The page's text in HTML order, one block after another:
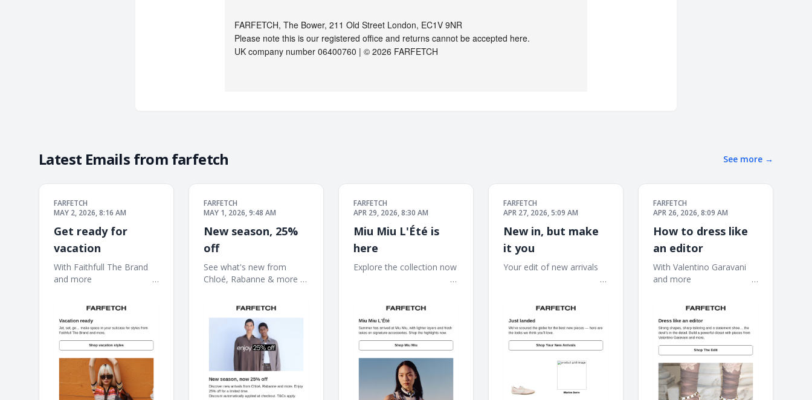
FARFETCH, The Bower, 211 Old Street London, EC1V 9NR
Please note this is our registered office and returns cannot be accepted here.
UK company number 06400760 | © 2026 FARFETCH
Latest Emails from farfetch See more →
FARFETCH
MAY 2, 2026, 8:16 AM
Get ready for
vacation
With Faithfull The Brand
and more ‌ ‌ ‌ ‌ ‌ ‌ ‌ ‌ ‌ ‌ ‌ ‌ ‌ ‌ ‌ ‌ ‌ ‌ ‌ ‌ ‌ ‌ ‌ ‌ ‌ ‌ ‌
FARFETCH
MAY 1, 2026, 9:48 AM
New season, 25%
off
See what's new from
Chloé,‌ Rabanne & more ‌ ‌ ‌ ‌
‌ ‌ ‌ ‌ ‌ ‌ ‌ ‌ ‌ ‌ ‌ ‌ ‌ ‌ ‌ ‌ ‌ ‌ ‌ ‌ ‌ ‌ ‌ ‌ ‌ ‌ ‌
FARFETCH
APR 29, 2026, 8:30 AM
Miu Miu L'Été is
here
Explore the collection now
‌ ‌ ‌ ‌ ‌ ‌ ‌ ‌ ‌ ‌ ‌ ‌ ‌ ‌ ‌ ‌ ‌ ‌ ‌ ‌ ‌ ‌ ‌ ‌ ‌ ‌ ‌ ‌ ‌ ‌ ‌ ‌ ‌ ‌ ‌ ‌ ‌ ‌ ‌ ‌ ‌ ‌ ‌ ‌
FARFETCH
APR 27, 2026, 5:09 AM
New in, but make
it you
Your edit of new arrivals ‌ ‌ ‌ ‌
‌ ‌ ‌ ‌ ‌ ‌ ‌ ‌ ‌ ‌ ‌ ‌ ‌ ‌ ‌ ‌ ‌ ‌ ‌ ‌ ‌ ‌ ‌ ‌ ‌ ‌ ‌ ‌ ‌ ‌ ‌ ‌ ‌ ‌ ‌ ‌ ‌ ‌ ‌ ‌ ‌ ‌ ‌ ‌
FARFETCH
APR 26, 2026, 8:09 AM
How to dress like
an editor
With Valentino Garavani
and more ‌ ‌ ‌ ‌ ‌ ‌ ‌ ‌ ‌ ‌ ‌ ‌ ‌ ‌ ‌ ‌ ‌ ‌ ‌ ‌ ‌ ‌ ‌ ‌ ‌ ‌ ‌